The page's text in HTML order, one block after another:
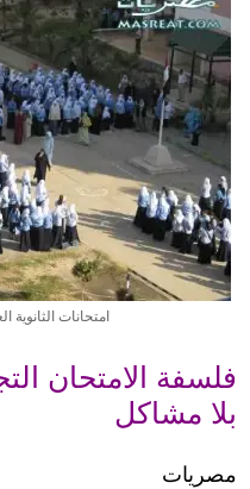
امتحانات الثانوية
فلسفة الامتحان
بلا مشاكل
مصريات